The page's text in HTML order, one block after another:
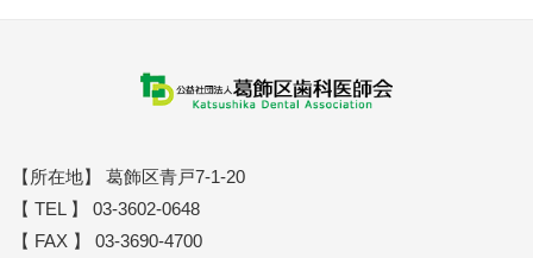
【所在地】 葛飾区青戸7-1-20
【 TEL 】 03-3602-0648
【 FAX 】 03-3690-4700